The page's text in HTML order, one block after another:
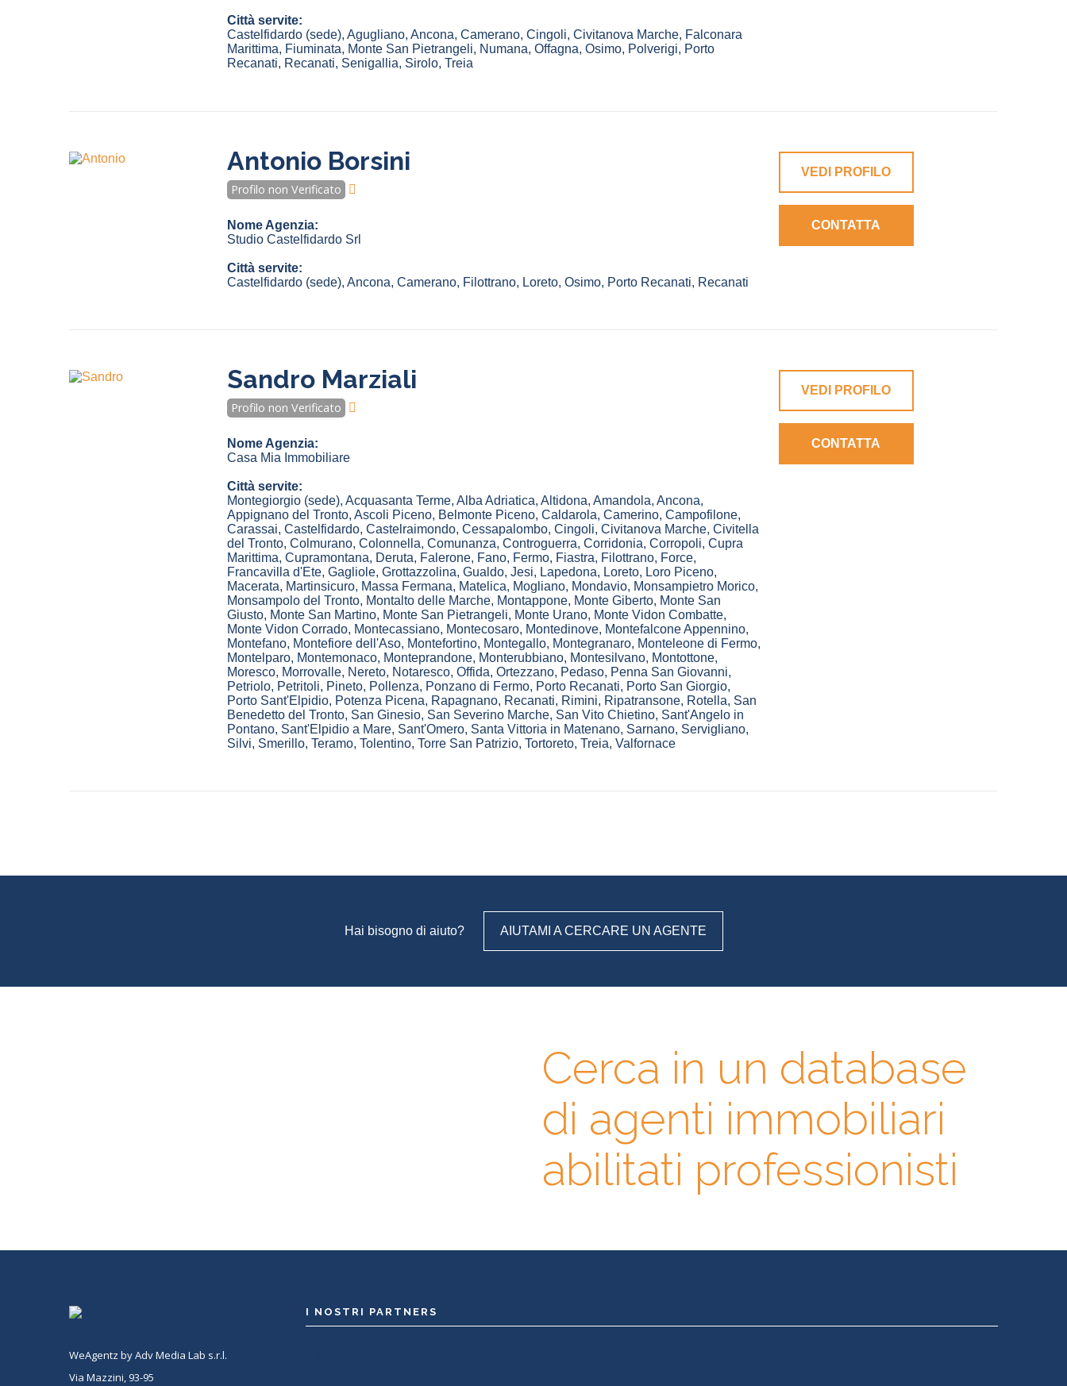
Città servite:
Castelfidardo (sede), Agugliano, Ancona, Camerano, Cingoli, Civitanova Marche, Falconara
Marittima, Fiuminata, Monte San Pietrangeli, Numana, Offagna, Osimo, Polverigi, Porto
Recanati, Recanati, Senigallia, Sirolo, Treia
Antonio Borsini
Profilo non Verificato
Nome Agenzia:
Studio Castelfidardo Srl
Città servite:
Castelfidardo (sede), Ancona, Camerano, Filottrano, Loreto, Osimo, Porto Recanati, Recanati
VEDI PROFILO
CONTATTA
Sandro Marziali
Profilo non Verificato
Nome Agenzia:
Casa Mia Immobiliare
Città servite:
Montegiorgio (sede), Acquasanta Terme, Alba Adriatica, Altidona, Amandola, Ancona,
Appignano del Tronto, Ascoli Piceno, Belmonte Piceno, Caldarola, Camerino, Campofilone,
Carassai, Castelfidardo, Castelraimondo, Cessapalombo, Cingoli, Civitanova Marche, Civitella
del Tronto, Colmurano, Colonnella, Comunanza, Controguerra, Corridonia, Corropoli, Cupra
Marittima, Cupramontana, Deruta, Falerone, Fano, Fermo, Fiastra, Filottrano, Force,
Francavilla d'Ete, Gagliole, Grottazzolina, Gualdo, Jesi, Lapedona, Loreto, Loro Piceno,
Macerata, Martinsicuro, Massa Fermana, Matelica, Mogliano, Mondavio, Monsampietro Morico,
Monsampolo del Tronto, Montalto delle Marche, Montappone, Monte Giberto, Monte San
Giusto, Monte San Martino, Monte San Pietrangeli, Monte Urano, Monte Vidon Combatte,
Monte Vidon Corrado, Montecassiano, Montecosaro, Montedinove, Montefalcone Appennino,
Montefano, Montefiore dell'Aso, Montefortino, Montegallo, Montegranaro, Monteleone di Fermo,
Montelparo, Montemonaco, Monteprandone, Monterubbiano, Montesilvano, Montottone,
Moresco, Morrovalle, Nereto, Notaresco, Offida, Ortezzano, Pedaso, Penna San Giovanni,
Petriolo, Petritoli, Pineto, Pollenza, Ponzano di Fermo, Porto Recanati, Porto San Giorgio,
Porto Sant'Elpidio, Potenza Picena, Rapagnano, Recanati, Rimini, Ripatransone, Rotella, San
Benedetto del Tronto, San Ginesio, San Severino Marche, San Vito Chietino, Sant'Angelo in
Pontano, Sant'Elpidio a Mare, Sant'Omero, Santa Vittoria in Matenano, Sarnano, Servigliano,
Silvi, Smerillo, Teramo, Tolentino, Torre San Patrizio, Tortoreto, Treia, Valfornace
VEDI PROFILO
CONTATTA
Hai bisogno di aiuto? AIUTAMI A CERCARE UN AGENTE
Cerca in un database
di agenti immobiliari
abilitati professionisti
WeAgentz by Adv Media Lab s.r.l.
Via Mazzini, 93-95
I NOSTRI PARTNERS